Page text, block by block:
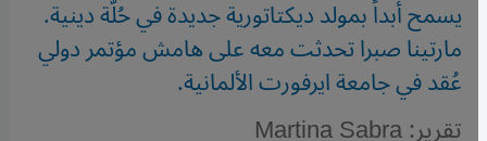
يسمح أبداً بمولد ديكتاتورية جديدة في حُلَّة دينية.
مارتينا صبرا تحدثت معه على هامش مؤتمر دولي
عُقد في جامعة ايرفورت الألمانية.
تقرير: Martina Sabra